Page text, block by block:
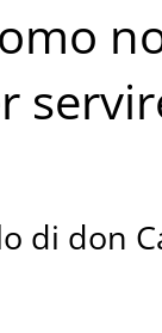
di don